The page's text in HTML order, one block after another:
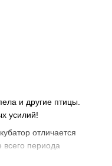
и другие птицы.
усилий!
отличается
периода